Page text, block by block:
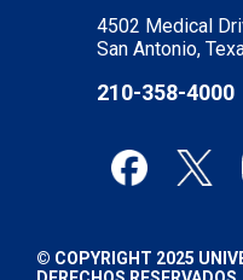
4502 Medical
San Antonio,
210-358-4000
© COPYRIGHT 2025